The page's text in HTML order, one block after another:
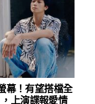
幕！有望搭檔全
上演諜報愛情